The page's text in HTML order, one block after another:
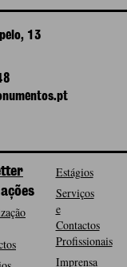
13
Estágios
Serviços
e
Contactos
Profissionais
Imprensa